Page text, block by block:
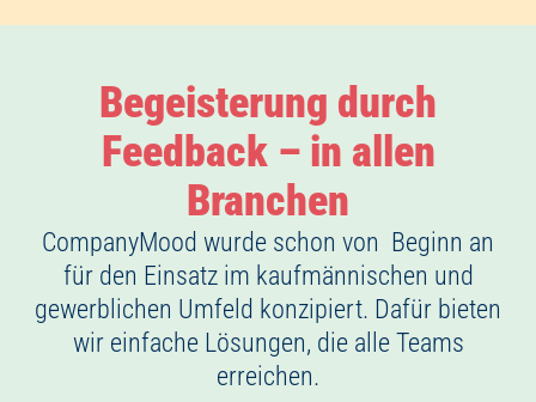
Begeisterung durch
Feedback – in allen
Branchen
CompanyMood wurde schon von Beginn an
für den Einsatz im kaufmännischen und
gewerblichen Umfeld konzipiert. Dafür bieten
wir einfache Lösungen, die alle Teams
erreichen.